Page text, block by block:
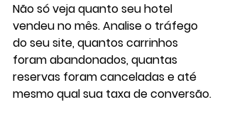
Não só veja quanto seu hotel
vendeu no mês. Analise o tráfego
do seu site, quantos carrinhos
foram abandonados, quantas
reservas foram canceladas e até
mesmo qual sua taxa de conversão.